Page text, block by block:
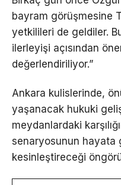
bayram görüşmesine
yetkilileri de geldiler.
ilerleyişi açısından
değerlendiriliyor.”
Ankara kulislerinde,
yaşanacak hukuki
meydanlardaki
senaryosunun hayata
kesinleştireceği